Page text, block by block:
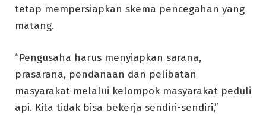
tetap mempersiapkan skema pencegahan yang
matang.
“Pengusaha harus menyiapkan sarana,
prasarana, pendanaan dan pelibatan
masyarakat melalui kelompok masyarakat peduli
api. Kita tidak bisa bekerja sendiri-sendiri,”